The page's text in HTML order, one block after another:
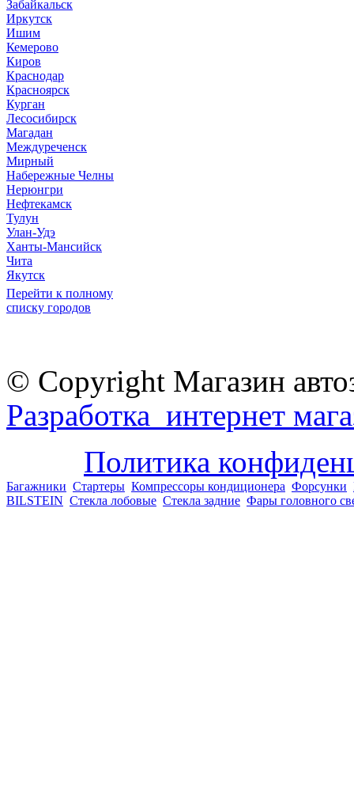
Забайкальск
Иркутск
Ишим
Кемерово
Киров
Краснодар
Красноярск
Курган
Лесосибирск
Магадан
Междуреченск
Мирный
Набережные Челны
Нерюнгри
Нефтекамск
Тулун
Улан-Удэ
Ханты-Мансийск
Чита
Якутск
Перейти к полному
списку городов
© Copyright Магазин
Разработка интернет
Политика
Багажники Стартеры Компрессоры кондиционера Форсунки
BILSTEIN Стекла лобовые Стекла задние Фары головного